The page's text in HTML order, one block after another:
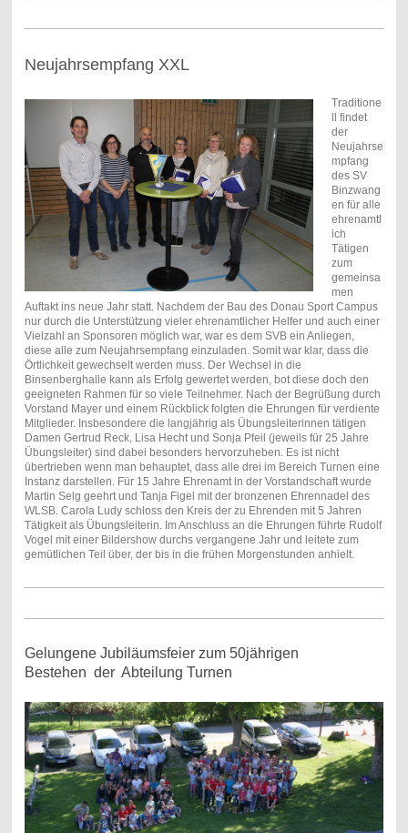
Neujahrsempfang XXL
Traditione
ll findet
der
Neujahrse
mpfang
des SV
Binzwang
en für alle
ehrenamtl
ich
Tätigen
zum
gemeinsa
men
Auftakt ins neue Jahr statt. Nachdem der Bau des Donau Sport Campus
nur durch die Unterstützung vieler ehrenamtlicher Helfer und auch einer
Vielzahl an Sponsoren möglich war, war es dem SVB ein Anliegen,
diese alle zum Neujahrsempfang einzuladen. Somit war klar, dass die
Örtlichkeit gewechselt werden muss. Der Wechsel in die
Binsenberghalle kann als Erfolg gewertet werden, bot diese doch den
geeigneten Rahmen für so viele Teilnehmer. Nach der Begrüßung durch
Vorstand Mayer und einem Rückblick folgten die Ehrungen für verdiente
Mitglieder. Insbesondere die langjährig als Übungsleiterinnen tätigen
Damen Gertrud Reck, Lisa Hecht und Sonja Pfeil (jeweils für 25 Jahre
Übungsleiter) sind dabei besonders hervorzuheben. Es ist nicht
übertrieben wenn man behauptet, dass alle drei im Bereich Turnen eine
Instanz darstellen. Für 15 Jahre Ehrenamt in der Vorstandschaft wurde
Martin Selg geehrt und Tanja Figel mit der bronzenen Ehrennadel des
WLSB. Carola Ludy schloss den Kreis der zu Ehrenden mit 5 Jahren
Tätigkeit als Übungsleiterin. Im Anschluss an die Ehrungen führte Rudolf
Vogel mit einer Bildershow durchs vergangene Jahr und leitete zum
gemütlichen Teil über, der bis in die frühen Morgenstunden anhielt.
Gelungene Jubiläumsfeier zum 50jährigen
Bestehen der Abteilung Turnen